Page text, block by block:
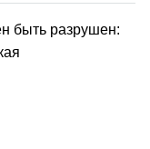
быть разрушен: